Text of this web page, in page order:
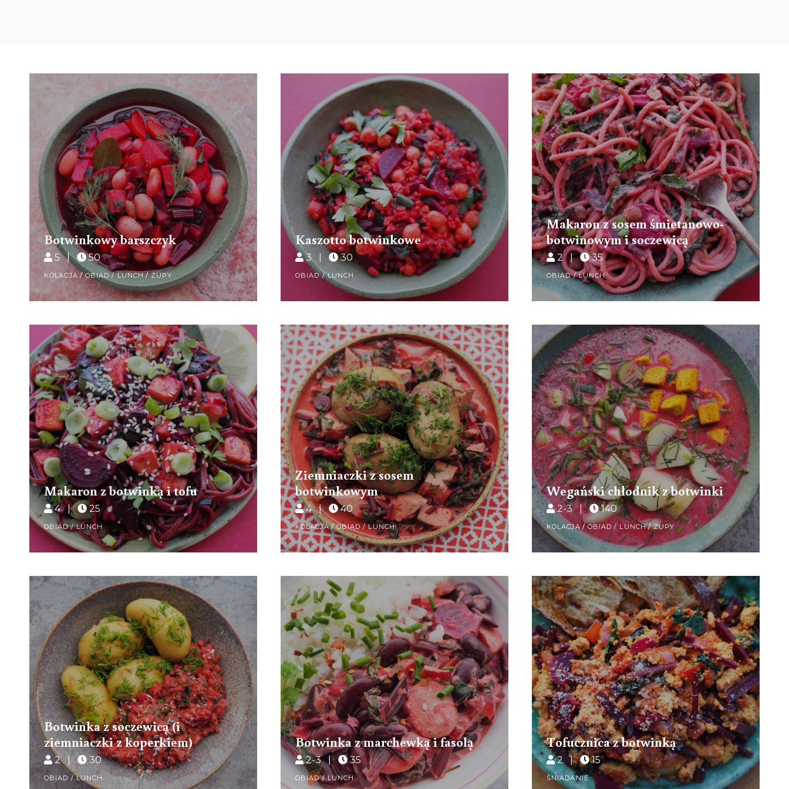
Botwinkowy barszczyk
5 | 50
KOLACJA /OBIAD / LUNCH/ZUPY
Kaszotto botwinkowe
3 | 30
OBIAD / LUNCH
Makaron z sosem śmietanowo-
botwinowym i soczewicą
2 | 35
OBIAD / LUNCH
Makaron z botwinką i tofu
4 | 25
OBIAD / LUNCH
Ziemniaczki z sosem
botwinkowym
4 | 40
KOLACJA/OBIAD / LUNCH
Wegański chłodnik z botwinki
2-3 | 140
KOLACJA /OBIAD / LUNCH/ZUPY
Botwinka z soczewicą (i
ziemniaczki z koperkiem)
2 | 30
OBIAD / LUNCH
Botwinka z marchewką i fasolą
2-3 | 35
OBIAD / LUNCH
Tofucznica z botwinką
2 | 15
ŚNIADANIE